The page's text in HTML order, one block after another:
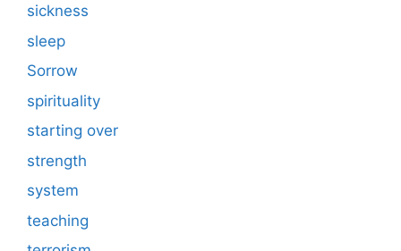
sickness
sleep
Sorrow
spirituality
starting over
strength
system
teaching